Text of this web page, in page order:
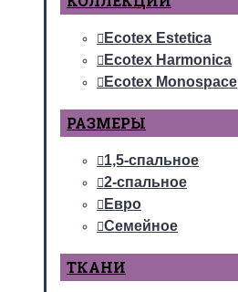
Ecotex Estetica
Ecotex Harmonica
Ecotex Monospace
РАЗМЕРЫ
1,5-спальное
2-спальное
Евро
Семейное
ТКАНИ